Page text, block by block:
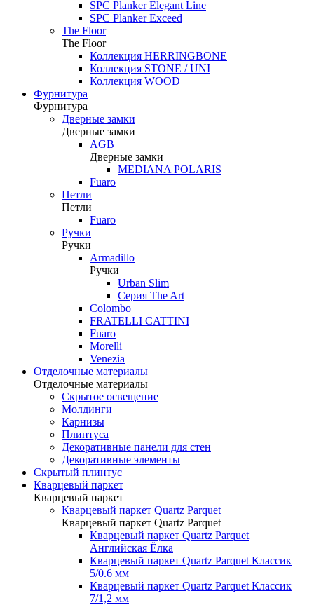
SPC Planker Elegant Line
SPC Planker Exceed
The Floor
The Floor
Коллекция HERRINGBONE
Коллекция STONE / UNI
Коллекция WOOD
Фурнитура
Фурнитура
Дверные замки
Дверные замки
AGB
Дверные замки
MEDIANA POLARIS
Fuaro
Петли
Петли
Fuaro
Ручки
Ручки
Armadillo
Ручки
Urban Slim
Серия The Art
Colombo
FRATELLI CATTINI
Fuaro
Morelli
Venezia
Отделочные материалы
Отделочные материалы
Скрытое освещение
Молдинги
Карнизы
Плинтуса
Декоративные панели для стен
Декоративные элементы
Скрытый плинтус
Кварцевый паркет
Кварцевый паркет
Кварцевый паркет Quartz Parquet
Кварцевый паркет Quartz Parquet
Кварцевый паркет Quartz Parquet
Английская Ёлка
Кварцевый паркет Quartz Parquet Классик
5/0.6 мм
Кварцевый паркет Quartz Parquet Классик
7/1,2 мм